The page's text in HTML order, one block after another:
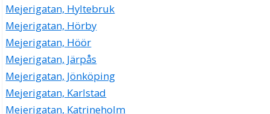
Mejerigatan, Hyltebruk
Mejerigatan, Hörby
Mejerigatan, Höör
Mejerigatan, Järpås
Mejerigatan, Jönköping
Mejerigatan, Karlstad
Mejerigatan, Katrineholm